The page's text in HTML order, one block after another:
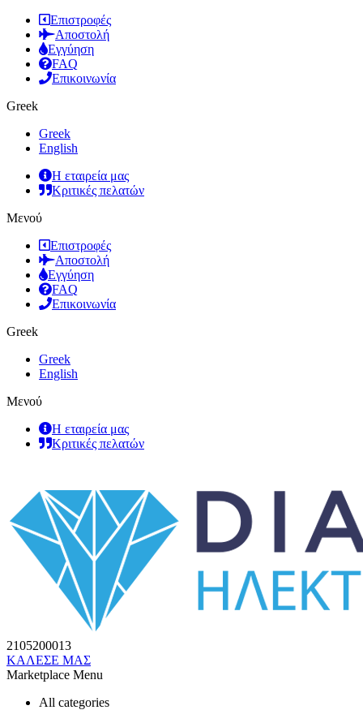
Επιστροφές
Αποστολή
Εγγύηση
FAQ
Επικοινωνία
Greek
Greek
English
Η εταιρεία μας
Κριτικές πελατών
Μενού
Επιστροφές
Αποστολή
Εγγύηση
FAQ
Επικοινωνία
Greek
Greek
English
Μενού
Η εταιρεία μας
Κριτικές πελατών
2105200013
ΚΑΛΕΣΕ ΜΑΣ
Marketplace Menu
All categories